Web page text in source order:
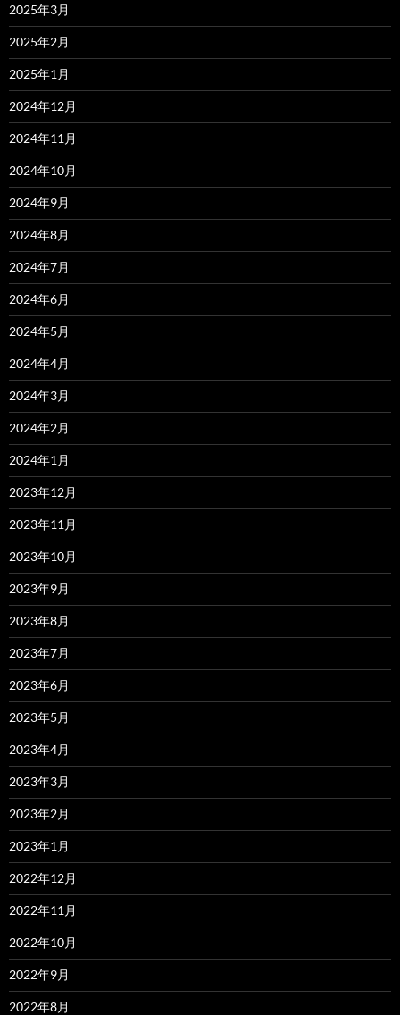
2025年3月
2025年2月
2025年1月
2024年12月
2024年11月
2024年10月
2024年9月
2024年8月
2024年7月
2024年6月
2024年5月
2024年4月
2024年3月
2024年2月
2024年1月
2023年12月
2023年11月
2023年10月
2023年9月
2023年8月
2023年7月
2023年6月
2023年5月
2023年4月
2023年3月
2023年2月
2023年1月
2022年12月
2022年11月
2022年10月
2022年9月
2022年8月